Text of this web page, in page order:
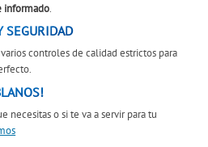
informado.
SEGURIDAD
controles de calidad estrictos para
necesitas o si te va a servir para tu